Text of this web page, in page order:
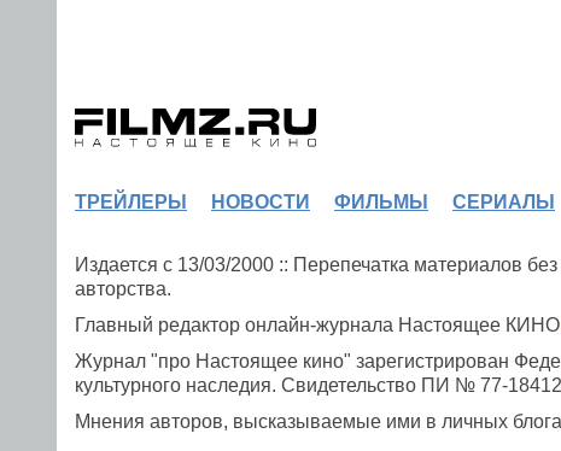
ТРЕЙЛЕРЫ НОВОСТИ ФИЛЬМЫ СЕРИАЛЫ
Издается с 13/03/2000 :: Перепечатка материалов
авторства.
Главный редактор онлайн-журнала Настоящее КИНО
Журнал "про Настоящее кино" зарегистрирован
культурного наследия. Свидетельство ПИ № 77-
Мнения авторов, высказываемые ими в личных